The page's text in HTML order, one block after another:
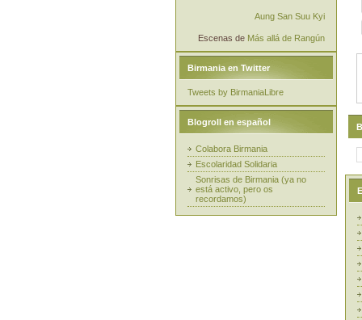
Aung San Suu Kyi
Escenas de Más allá de Rangún
Birmania en Twitter
Tweets by BirmaniaLibre
Blogroll en español
Colabora Birmania
Escolaridad Solidaria
Sonrisas de Birmania (ya no
está activo, pero os
recordamos)